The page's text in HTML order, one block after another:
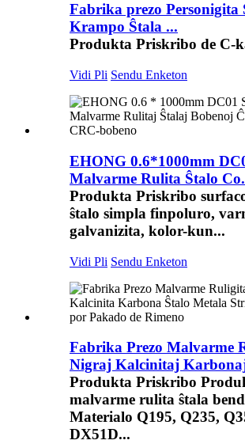
Fabrika prezo Personigita
Krampo Ŝtala ...
Produkta Priskribo de C-
Vidi Pli Sendu Enketon
EHONG 0.6*1000mm
Malvarme Rulita Ŝtalo
Produkta Priskribo
ŝtalo simpla finpoluro,
galvanizita, kolor-kun...
Vidi Pli Sendu Enketon
Fabrika Prezo Malvarme
Nigraj Kalcinitaj
Produkta Priskribo
malvarme rulita ŝtala
Materialo Q195, Q235,
DX51D...